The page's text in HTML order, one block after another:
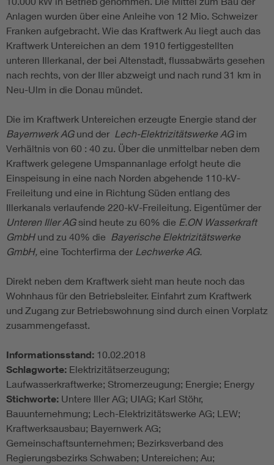
Anlagen wurden über eine Anleihe von 12 Mio. Schweizer
Franken aufgebracht. Wie das Kraftwerk Au liegt auch das
Kraftwerk Untereichen an dem 1910 fertiggestellten
unteren Illerkanal, der bei Altenstadt, flussabwärts gesehen
nach rechts, von der Iller abzweigt und nach rund 31 km in
Neu-Ulm in die Donau mündet.
Die im Kraftwerk Untereichen erzeugte Energie stand der
Bayernwerk AGund der Lech-Elektrizitätswerke AGim
Verhältnis von 60 : 40 zu. Über die unmittelbar neben dem
Kraftwerk gelegene Umspannanlage erfolgt heute die
Einspeisung in eine nach Norden abgehende 110-kV-
Freileitung und eine in Richtung Süden entlang des
Illerkanals verlaufende 220-kV-Freileitung. Eigentümer der
Unteren Iller AGsind heute zu 60% die E.ON Wasserkraft
GmbHund zu 40% die Bayerische Elektrizitätswerke
GmbH, eine Tochterfirma der Lechwerke AG.
Direkt neben dem Kraftwerk sieht man heute noch das
Wohnhaus für den Betriebsleiter. Einfahrt zum Kraftwerk
und Zugang zur Betriebswohnung sind durch einen Vorplatz
zusammengefasst.
Informationsstand: 10.02.2018
Schlagworte: Elektrizitätserzeugung;
Laufwasserkraftwerke; Stromerzeugung; Energie; Energy
Stichworte: Untere Iller AG; UIAG; Karl Stöhr,
Bauunternehmung; Lech-Elektrizitätswerke AG; LEW;
Kraftwerksausbau; Bayernwerk AG;
Gemeinschaftsunternehmen; Bezirksverband des
Regierungsbezirks Schwaben; Untereichen; Au;